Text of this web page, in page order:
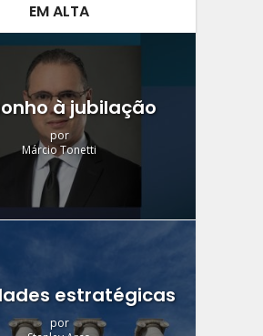
EM ALTA
à jubilação
por
Márcio Tonetti
estratégicas
por